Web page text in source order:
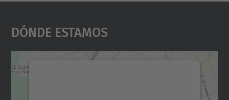
Dónde Estamos